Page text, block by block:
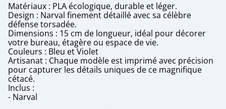
Matériaux : PLA écologique, durable et léger.
Design : Narval finement détaillé avec sa célèbre
défense torsadée.
Dimensions : 15 cm de longueur, idéal pour décorer
votre bureau, étagère ou espace de vie.
Couleurs : Bleu et Violet
Artisanat : Chaque modèle est imprimé avec précision
pour capturer les détails uniques de ce magnifique
cétacé.
Inclus :
- Narval